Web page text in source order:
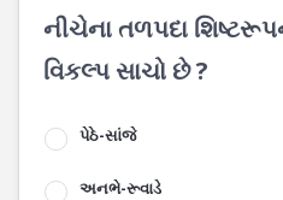
નીચેના તળપદા
વિકલ્પ સાચો છે ?
પેઠે-સાંજે
અનભે-રૂવાડે